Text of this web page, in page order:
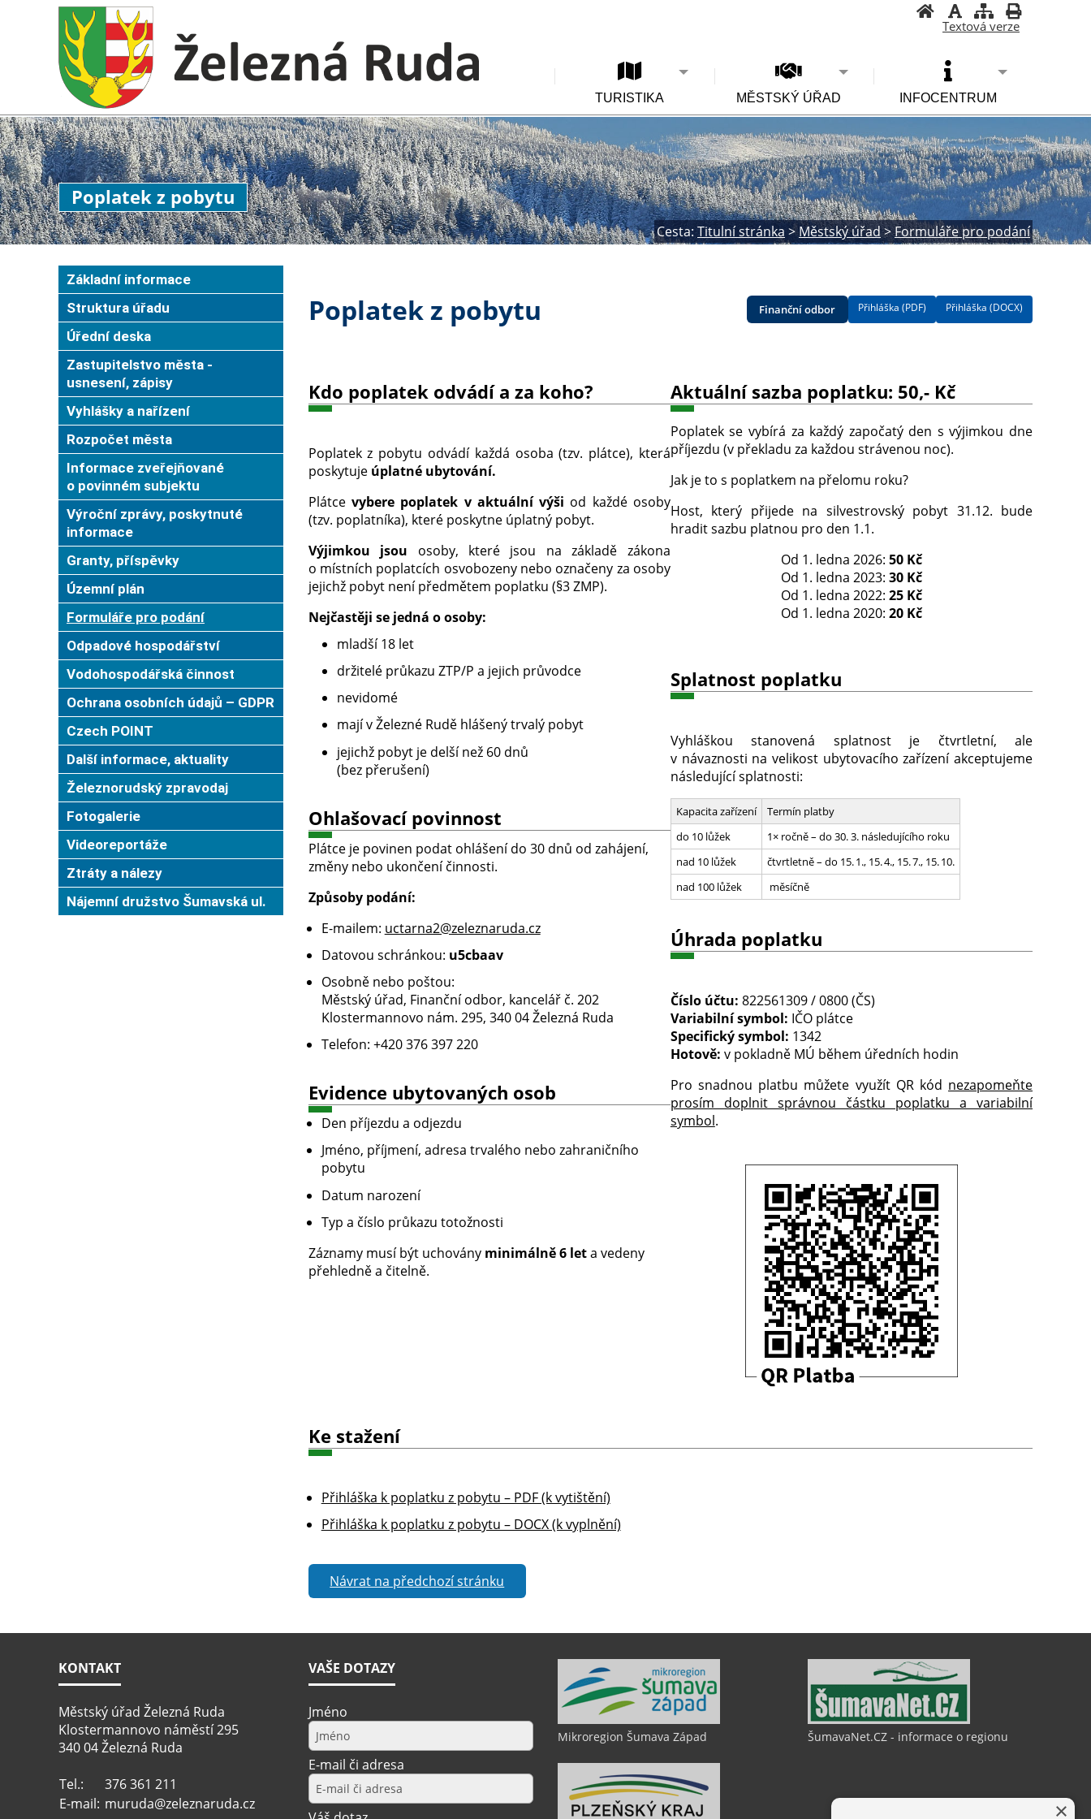
Textová verze
TURISTIKA MĚSTSKÝ ÚŘAD INFOCENTRUM
Poplatek z pobytu
Cesta: Titulní stránka >Městský úřad>Formuláře pro podání
Základní informace
Struktura úřadu
Úřední deska
Zastupitelstvo města -
usnesení, zápisy
Vyhlášky a nařízení
Rozpočet města
Informace zveřejňované
o povinném subjektu
Výroční zprávy, poskytnuté
informace
Granty, příspěvky
Územní plán
Formuláře pro podání
Odpadové hospodářství
Vodohospodářská činnost
Ochrana osobních údajů – GDPR
Czech POINT
Další informace, aktuality
Železnorudský zpravodaj
Fotogalerie
Videoreportáže
Ztráty a nálezy
Nájemní družstvo Šumavská ul.
Poplatek z pobytu Finanční odbor Přihláška (PDF) Přihláška (DOCX)
Kdo poplatek odvádí a za koho?
Poplatek z pobytu odvádí každá osoba (tzv. plátce), která
poskytuje úplatné ubytování.
Plátce vybere poplatek v aktuální výši od každé osoby
(tzv. poplatníka), které poskytne úplatný pobyt.
Výjimkou jsou osoby, které jsou na základě zákona
o místních poplatcích osvobozeny nebo označeny za osoby
jejichž pobyt není předmětem poplatku (§3 ZMP).
Nejčastěji se jedná o osoby:
mladší 18 let
držitelé průkazu ZTP/P a jejich průvodce
nevidomé
mají v Železné Rudě hlášený trvalý pobyt
jejichž pobyt je delší než 60 dnů
(bez přerušení)
Ohlašovací povinnost
Plátce je povinen podat ohlášení do 30 dnů od zahájení,
změny nebo ukončení činnosti.
Způsoby podání:
E-mailem: uctarna2@zeleznaruda.cz
Datovou schránkou: u5cbaav
Osobně nebo poštou:
Městský úřad, Finanční odbor, kancelář č. 202
Klostermannovo nám. 295, 340 04 Železná Ruda
Telefon: +420 376 397 220
Evidence ubytovaných osob
Den příjezdu a odjezdu
Jméno, příjmení, adresa trvalého nebo zahraničního
pobytu
Datum narození
Typ a číslo průkazu totožnosti
Záznamy musí být uchovány minimálně 6 leta vedeny
přehledně a čitelně.
Aktuální sazba poplatku: 50,- Kč
Poplatek se vybírá za každý započatý den s výjimkou dne
příjezdu (v překladu za každou strávenou noc).
Jak je to s poplatkem na přelomu roku?
Host, který přijede na silvestrovský pobyt 31.12. bude
hradit sazbu platnou pro den 1.1.
Od 1. ledna 2026: 50 Kč
Od 1. ledna 2023: 30 Kč
Od 1. ledna 2022: 25 Kč
Od 1. ledna 2020: 20 Kč
Splatnost poplatku
Vyhláškou stanovená splatnost je čtvrtletní, ale
v návaznosti na velikost ubytovacího zařízení akceptujeme
následující splatnosti:
Kapacita zařízení
Termín platby
do 10 lůžek
1× ročně – do 30. 3. následujícího roku
nad 10 lůžek
čtvrtletně – do 15. 1., 15. 4., 15. 7., 15. 10.
nad 100 lůžek
měsíčně
Úhrada poplatku
Číslo účtu: 822561309 / 0800 (ČS)
Variabilní symbol: IČO plátce
Specifický symbol: 1342
Hotově: v pokladně MÚ během úředních hodin
Pro snadnou platbu můžete využít QR kód nezapomeňte
prosím doplnit správnou částku poplatku a variabilní
symbol.
Ke stažení
Přihláška k poplatku z pobytu – PDF (k vytištění)
Přihláška k poplatku z pobytu – DOCX (k vyplnění)
Návrat na předchozí stránku
KONTAKT
Městský úřad Železná Ruda
Klostermannovo náměstí 295
340 04 Železná Ruda
Tel.:
376 361 211
E-mail: muruda@zeleznaruda.cz
VAŠE DOTAZY
Jméno
E-mail či adresa
Mikroregion Šumava Západ ŠumavaNet.CZ - informace o regionu
×